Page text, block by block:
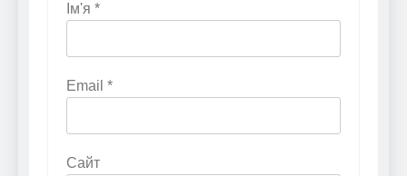
Ім'я *
Email *
Сайт